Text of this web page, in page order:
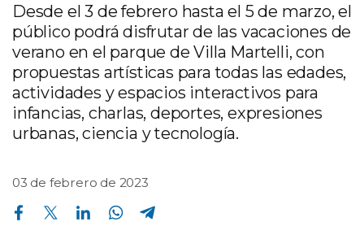
Desde el 3 de febrero hasta el 5 de marzo, el
público podrá disfrutar de las vacaciones de
verano en el parque de Villa Martelli, con
propuestas artísticas para todas las edades,
actividades y espacios interactivos para
infancias, charlas, deportes, expresiones
urbanas, ciencia y tecnología.
03 de febrero de 2023
Compartir en Facebook Compartir en Twitter Compartir en Linkedin Compartir en Whatsapp